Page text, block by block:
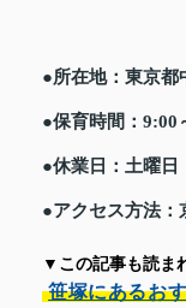
●所在地：東京都
●保育時間：9:00
●休業日：土曜日
●アクセス方法：
▼この記事も読ま
笹塚にあるお